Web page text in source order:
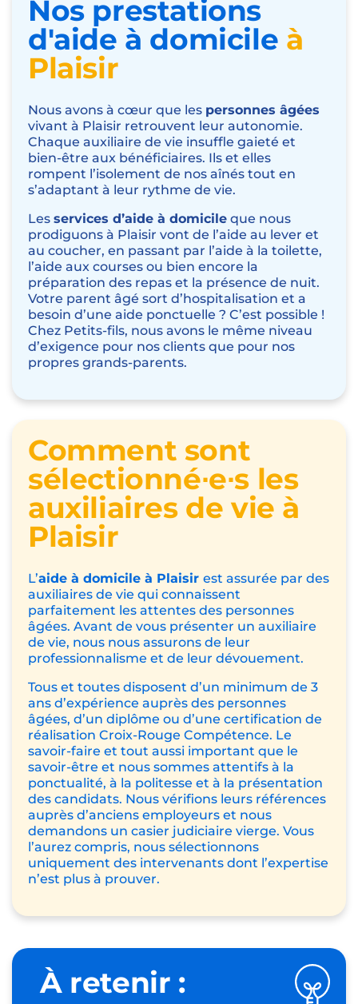
Nos prestations
d'aide à domicile à
Plaisir
Nous avons à cœur que les personnes âgées
vivant à Plaisir retrouvent leur autonomie.
Chaque auxiliaire de vie insuffle gaieté et
bien-être aux bénéficiaires. Ils et elles
rompent l’isolement de nos aînés tout en
s’adaptant à leur rythme de vie.
Les services d’aide à domicile que nous
prodiguons à Plaisir vont de l’aide au lever et
au coucher, en passant par l’aide à la toilette,
l’aide aux courses ou bien encore la
préparation des repas et la présence de nuit.
Votre parent âgé sort d’hospitalisation et a
besoin d’une aide ponctuelle ? C’est possible !
Chez Petits-fils, nous avons le même niveau
d’exigence pour nos clients que pour nos
propres grands-parents.
Comment sont
sélectionné∙e∙s les
auxiliaires de vie à
Plaisir
L’aide à domicile à Plaisir est assurée par des
auxiliaires de vie qui connaissent
parfaitement les attentes des personnes
âgées. Avant de vous présenter un auxiliaire
de vie, nous nous assurons de leur
professionnalisme et de leur dévouement.
Tous et toutes disposent d’un minimum de 3
ans d’expérience auprès des personnes
âgées, d’un diplôme ou d’une certification de
réalisation Croix-Rouge Compétence. Le
savoir-faire et tout aussi important que le
savoir-être et nous sommes attentifs à la
ponctualité, à la politesse et à la présentation
des candidats. Nous vérifions leurs références
auprès d’anciens employeurs et nous
demandons un casier judiciaire vierge. Vous
l’aurez compris, nous sélectionnons
uniquement des intervenants dont l’expertise
n’est plus à prouver.
À retenir :